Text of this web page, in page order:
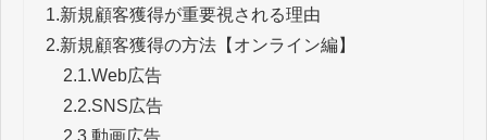
1.新規顧客獲得が重要視される理由
2.新規顧客獲得の方法【オンライン編】
2.1.Web広告
2.2.SNS広告
2.3.動画広告